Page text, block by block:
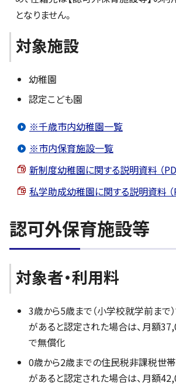
となりません。
対象施設
幼稚園
認定こども園
※千歳市内幼稚園一覧
※市内保育施設一覧
新制度幼稚園に関する説明資料 （
私学助成幼稚園に関する説明資料 （
認可外保育施設等
対象者・利用料
3歳から5歳まで（小学校就学前まで
があると認定された場合は、月額
で無償化
0歳から2歳までの住民税非課税世
があると認定された場合は、月額